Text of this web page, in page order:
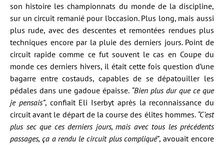
son histoire les championnats du monde de la discipline,
sur un circuit remanié pour l’occasion. Plus long, mais aussi
plus rude, avec des descentes et remontées rendues plus
techniques encore par la pluie des derniers jours. Point de
circuit rapide comme ce fut souvent le cas en Coupe du
monde ces derniers hivers, il était cette fois question d’une
bagarre entre costauds, capables de se dépatouiller les
pédales dans une gadoue épaisse. “Bien plus dur que ce que
je pensais”, confiait Eli Iserbyt après la reconnaissance du
circuit avant le départ de la course des élites hommes. “C’est
plus sec que ces derniers jours, mais avec tous les précédents
passages, ça a rendu le circuit plus compliqué”, avouait encore